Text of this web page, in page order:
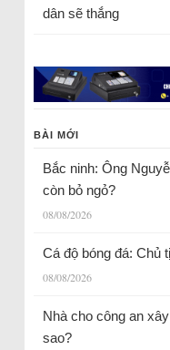
dân sẽ thắng
BÀI MỚI
Bắc ninh: Ông
còn bỏ ngỏ?
08/08/2026
Cá độ bóng đá: Chủ
08/08/2026
Nhà cho công an
sao?